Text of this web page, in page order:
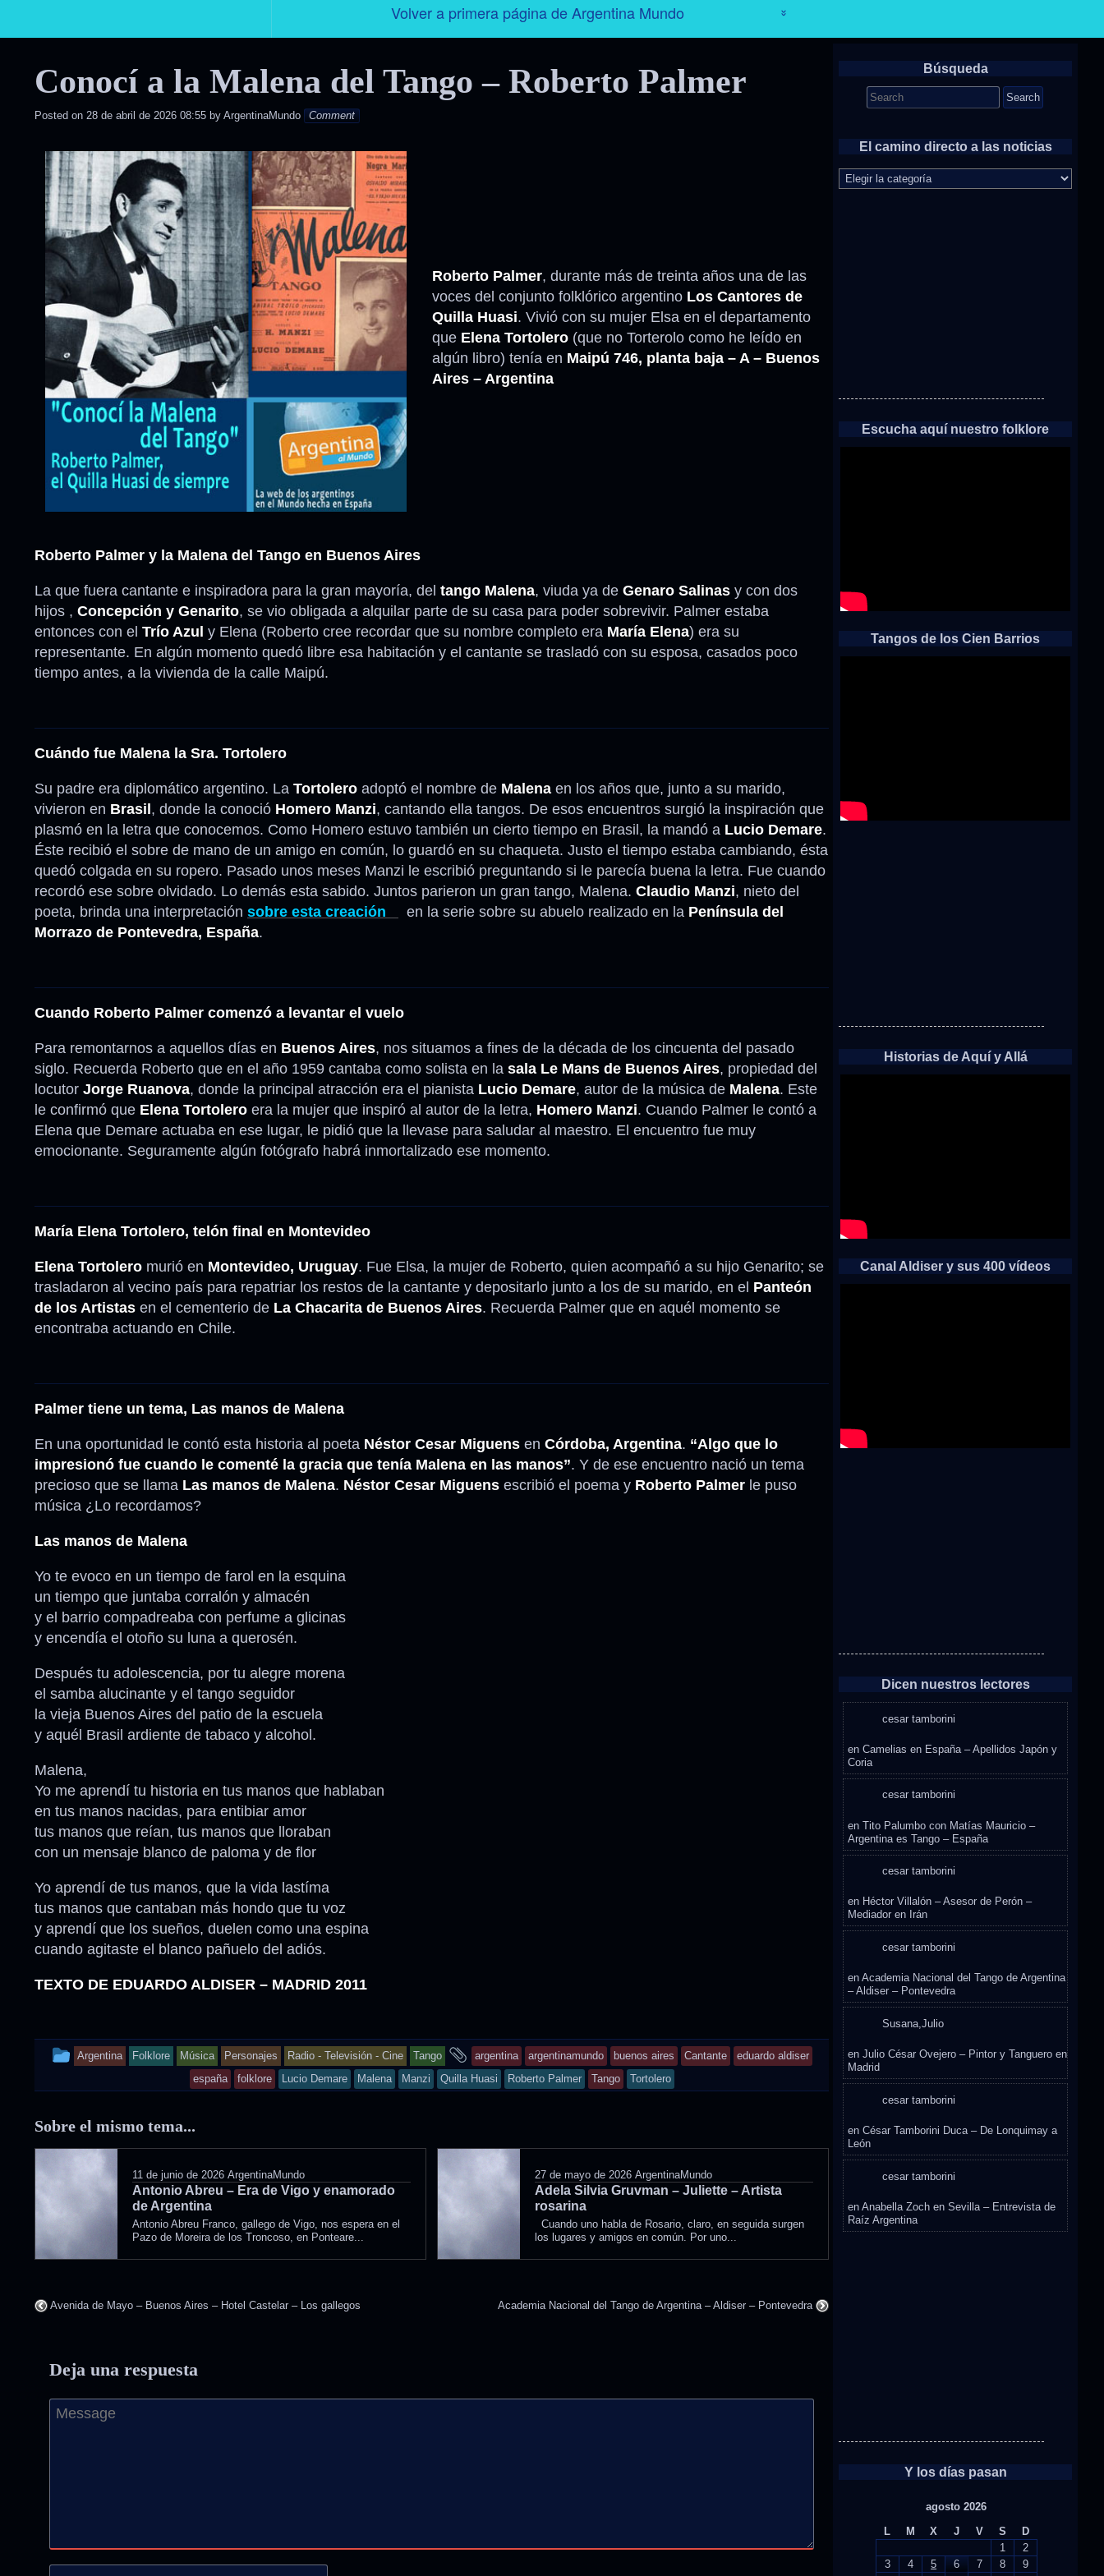
Volver a primera página de Argentina Mundo
Deporte
Radio – Televisión – Cine
Turismo
Conocí a la Malena del Tango – Roberto Palmer
Posted on 28 de abril de 2026 08:55 by ArgentinaMundo Comment
Roberto Palmer, durante más de treinta años una de las
voces del conjunto folklórico argentino Los Cantores de
Quilla Huasi. Vivió con su mujer Elsa en el departamento
queElena Tortolero(que no Torterolo como he leído en
algún libro) tenía en Maipú 746, planta baja – A – Buenos
Aires – Argentina
Roberto Palmer y la Malena del Tango en Buenos Aires
La que fuera cantante e inspiradora para la gran mayoría, del tango Malena, viuda ya de Genaro Salinas y con dos
hijos , Concepción y Genarito, se vio obligada a alquilar parte de su casa para poder sobrevivir. Palmer estaba
entonces con el Trío Azul y Elena (Roberto cree recordar que su nombre completo era María Elena) era su
representante. En algún momento quedó libre esa habitación y el cantante se trasladó con su esposa, casados poco
tiempo antes, a la vivienda de la calle Maipú.
Cuándo fue Malena la Sra. Tortolero
Su padre era diplomático argentino. La Tortolero adoptó el nombre de Malena en los años que, junto a su marido,
vivieron en Brasil, donde la conoció Homero Manzi, cantando ella tangos. De esos encuentros surgió la inspiración que
plasmó en la letra que conocemos. Como Homero estuvo también un cierto tiempo en Brasil, la mandó a Lucio Demare.
Éste recibió el sobre de mano de un amigo en común, lo guardó en su chaqueta. Justo el tiempo estaba cambiando, ésta
quedó colgada en su ropero. Pasado unos meses Manzi le escribió preguntando si le parecía buena la letra. Fue cuando
recordó ese sobre olvidado. Lo demás esta sabido. Juntos parieron un gran tango, Malena. Claudio Manzi, nieto del
poeta, brinda una interpretación sobre esta creación en la serie sobre su abuelo realizado en la Península del
Morrazo de Pontevedra, España.
Cuando Roberto Palmer comenzó a levantar el vuelo
Para remontarnos a aquellos días en Buenos Aires, nos situamos a fines de la década de los cincuenta del pasado
siglo. Recuerda Roberto que en el año 1959 cantaba como solista en la sala Le Mans de Buenos Aires, propiedad del
locutor Jorge Ruanova, donde la principal atracción era el pianista Lucio Demare, autor de la música de Malena. Este
le confirmó que Elena Tortolero era la mujer que inspiró al autor de la letra, Homero Manzi. Cuando Palmer le contó a
Elena que Demare actuaba en ese lugar, le pidió que la llevase para saludar al maestro. El encuentro fue muy
emocionante. Seguramente algún fotógrafo habrá inmortalizado ese momento.
María Elena Tortolero, telón final en Montevideo
Elena Tortolero murió en Montevideo, Uruguay. Fue Elsa, la mujer de Roberto, quien acompañó a su hijo Genarito; se
trasladaron al vecino país para repatriar los restos de la cantante y depositarlo junto a los de su marido, en el Panteón
de los Artistas en el cementerio de La Chacarita de Buenos Aires. Recuerda Palmer que en aquél momento se
encontraba actuando en Chile.
Palmer tiene un tema, Las manos de Malena
En una oportunidad le contó esta historia al poeta Néstor Cesar Miguens en Córdoba, Argentina. “Algo que lo
impresionó fue cuando le comenté la gracia que tenía Malena en las manos”. Y de ese encuentro nació un tema
precioso que se llama Las manos de Malena. Néstor Cesar Miguens escribió el poema y Roberto Palmer le puso
música ¿Lo recordamos?
Las manos de Malena
Yo te evoco en un tiempo de farol en la esquina
un tiempo que juntaba corralón y almacén
y el barrio compadreaba con perfume a glicinas
y encendía el otoño su luna a querosén.
Después tu adolescencia, por tu alegre morena
el samba alucinante y el tango seguidor
la vieja Buenos Aires del patio de la escuela
y aquél Brasil ardiente de tabaco y alcohol.
Malena,
Yo me aprendí tu historia en tus manos que hablaban
en tus manos nacidas, para entibiar amor
tus manos que reían, tus manos que lloraban
con un mensaje blanco de paloma y de flor
Yo aprendí de tus manos, que la vida lastíma
tus manos que cantaban más hondo que tu voz
y aprendí que los sueños, duelen como una espina
cuando agitaste el blanco pañuelo del adiós.
TEXTO DE EDUARDO ALDISER – MADRID 2011
This
posted
Argentina Folklore Música Personajes Radio - Televisión - Cine Tango
and
tagged
argentina argentinamundo buenos aires Cantante
eduardo aldiser
españa
folklore Lucio Demare Malena Manzi Quilla Huasi Roberto Palmer Tango Tortolero
Sobre el mismo tema...
11 de junio de 2026 ArgentinaMundo
Antonio Abreu – Era de Vigo y enamorado
de Argentina
Antonio Abreu Franco, gallego de Vigo, nos espera en el
Pazo de Moreira de los Troncoso, en Ponteare...
27 de mayo de 2026 ArgentinaMundo
Adela Silvia Gruvman – Juliette – Artista
rosarina
Cuando uno habla de Rosario, claro, en seguida surgen
los lugares y amigos en común. Por uno...
Avenida de Mayo – Buenos Aires – Hotel Castelar – Los gallegos Academia Nacional del Tango de Argentina – Aldiser – Pontevedra
Deja una respuesta
Búsqueda
Search
for:
El camino directo a las noticias
El
camino
Escucha aquí nuestro folklore
Tangos de los Cien Barrios
Historias de Aquí y Allá
Canal Aldiser y sus 400 vídeos
Dicen nuestros lectores
cesar tamborini
enCamelias en España – Apellidos Japón y
Coria
cesar tamborini
enTito Palumbo con Matías Mauricio –
Argentina es Tango – España
cesar tamborini
en Héctor Villalón – Asesor de Perón –
Mediador en Irán
cesar tamborini
enAcademia Nacional del Tango de Argentina
– Aldiser – Pontevedra
Susana,Julio
enJulio César Ovejero – Pintor y Tanguero en
Madrid
cesar tamborini
enCésar Tamborini Duca – De Lonquimay a
León
cesar tamborini
enAnabella Zoch en Sevilla – Entrevista de
Raíz Argentina
Y los días pasan
agosto 2026
L
M X J V S
D
1
2
3
4 5 6 7 8
9